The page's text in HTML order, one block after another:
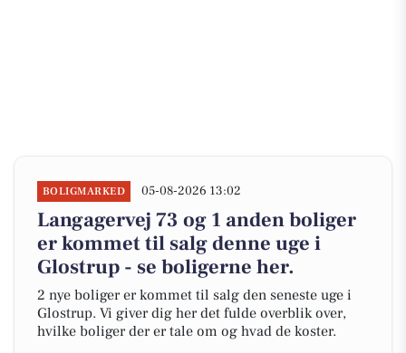
BOLIGMARKED 05-08-2026 13:02
Langagervej 73 og 1 anden boliger
er kommet til salg denne uge i
Glostrup - se boligerne her.
2 nye boliger er kommet til salg den seneste uge i
Glostrup. Vi giver dig her det fulde overblik over,
hvilke boliger der er tale om og hvad de koster.